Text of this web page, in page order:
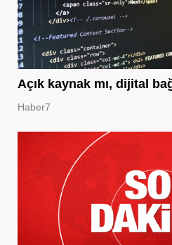
Açık kaynak mı, dijital
Haber7